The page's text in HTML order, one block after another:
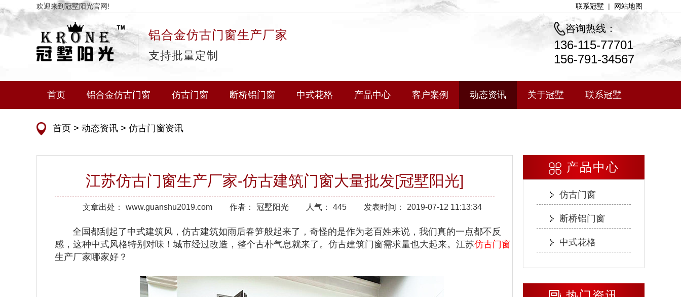
欢迎来到冠墅阳光官网! 联系冠墅 | 网站地图
铝合金仿古门窗生产厂家
支持批量定制
咨询热线：
136-115-77701
156-791-34567
首页 铝合金仿古门窗 仿古门窗 断桥铝门窗 中式花格 产品中心 客户案例 动态资讯 关于冠墅 联系冠墅
首页 > 动态资讯 > 仿古门窗资讯
江苏仿古门窗生产厂家-仿古建筑门窗大量批发[冠墅阳光]
文章出处： www.guanshu2019.com 作者： 冠墅阳光 人气： 445 发表时间： 2019-07-12 11:13:34
全国都刮起了中式建筑风，仿古建筑如雨后春笋般起来了，奇怪的是作为老百姓来说，我们真的一点都不反
感，这种中式风格特别对味！城市经过改造，整个古朴气息就来了。仿古建筑门窗需求量也大起来。江苏仿古门窗
生产厂家哪家好？
产品中心
仿古门窗
断桥铝门窗
中式花格